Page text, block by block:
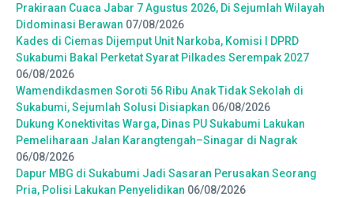
Prakiraan Cuaca Jabar 7 Agustus 2026, Di Sejumlah Wilayah
Didominasi Berawan 07/08/2026
Kades di Ciemas Dijemput Unit Narkoba, Komisi I DPRD
Sukabumi Bakal Perketat Syarat Pilkades Serempak 2027
06/08/2026
Wamendikdasmen Soroti 56 Ribu Anak Tidak Sekolah di
Sukabumi, Sejumlah Solusi Disiapkan 06/08/2026
Dukung Konektivitas Warga, Dinas PU Sukabumi Lakukan
Pemeliharaan Jalan Karangtengah–Sinagar di Nagrak
06/08/2026
Dapur MBG di Sukabumi Jadi Sasaran Perusakan Seorang
Pria, Polisi Lakukan Penyelidikan 06/08/2026